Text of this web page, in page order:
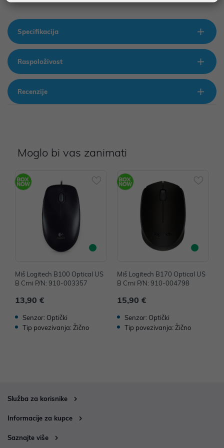
Specifikacija
Raspoloživost
Recenzije
Moglo bi vas zanimati
Miš Logitech B100 Optical US
B Crni P/N: 910-003357
13,90 €
Senzor: Optički
Tip povezivanja: Žično
Miš Logitech B170 Optical US
B Crni P/N: 910-004798
15,90 €
Senzor: Optički
Tip povezivanja: Žično
Služba za korisnike
Informacije za kupce
Saznajte više